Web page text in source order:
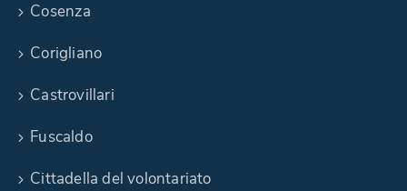
Cosenza
Corigliano
Castrovillari
Fuscaldo
Cittadella del volontariato